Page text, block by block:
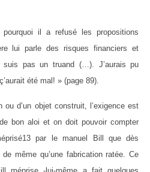
il a refusé les propositions
lui parle des risques financiers et
pas un truand (…). J’aurais pu
été mal! » (page 89).
ou d’un objet construit, l’exigence est
bon aloi et on doit pouvoir compter
par le manuel Bill que dès
même qu’une fabrication ratée. Ce